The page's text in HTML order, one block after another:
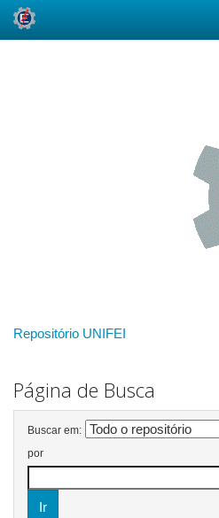
Repositório UNIFEI
Página de Busca
Buscar em:
por